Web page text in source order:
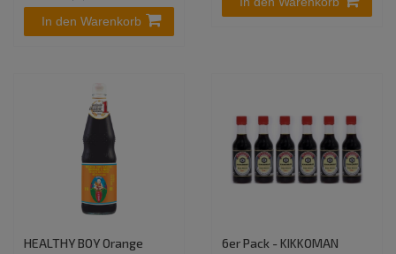
In den Warenkorb
HEALTHY BOY Orange
6er Pack - KIKKOMAN